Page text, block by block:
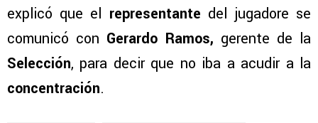
explicó que el representante del jugadore se
comunicó con Gerardo Ramos, gerente de la
Selección, para decir que no iba a acudir a la
concentración.